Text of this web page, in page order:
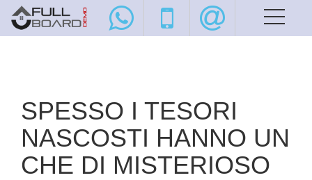
SPESSO I TESORI
NASCOSTI HANNO UN
CHE DI MISTERIOSO